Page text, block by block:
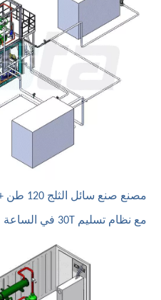
مصنع صنع سائل الثلج 120 طن + تخزين سائل الثلج 40 طن
مع نظام تسليم 30T في الساعة